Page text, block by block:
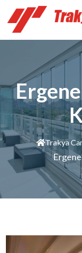
Trakya
Ergene